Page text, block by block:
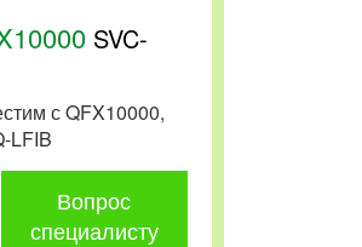
SVC-
с QFX10000,
LFIB
Вопрос
специалисту